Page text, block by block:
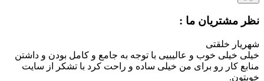
نظر مشتریان ما :
شهریار خلقتی
خیلی خیلی خوب و عالیییی با توجه به جامع و کامل بودن و داشتن
منابع کار رو برای من خیلی ساده و راحت کرد با تشکر از سایت
خوبتون.